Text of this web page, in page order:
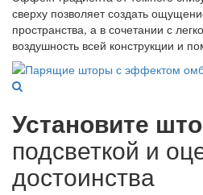
сверху позволяет создать
пространства, а в сочетании с
воздушность всей конструкции и
Установите
подсветкой и
достоинства